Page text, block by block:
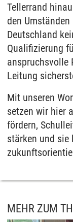
Tellerrand
den
Deutschland
Qualifizierung
anspruchsvolle
Leitung
Mit unseren
setzen wir hier
fördern,
stärken und sie
MEHR ZUM